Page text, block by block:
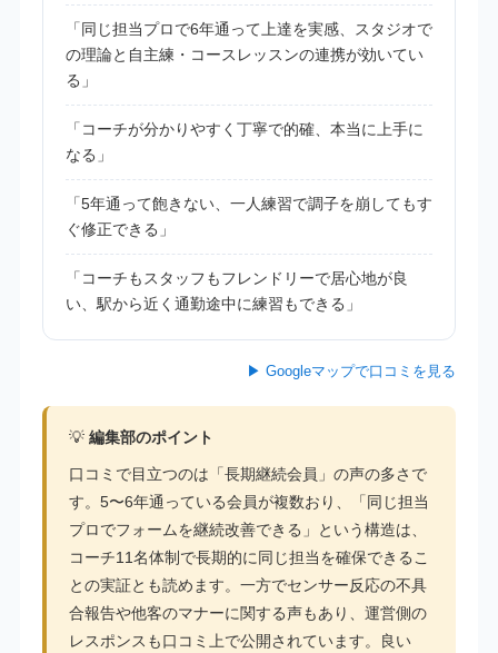
「同じ担当プロで6年通って上達を実感、スタジオで
の理論と自主練・コースレッスンの連携が効いてい
る」
「コーチが分かりやすく丁寧で的確、本当に上手に
なる」
「5年通って飽きない、一人練習で調子を崩してもす
ぐ修正できる」
「コーチもスタッフもフレンドリーで居心地が良
い、駅から近く通勤途中に練習もできる」
▶ Googleマップで口コミを見る
💡 編集部のポイント
口コミで目立つのは「長期継続会員」の声の多さで
す。5〜6年通っている会員が複数おり、「同じ担当
プロでフォームを継続改善できる」という構造は、
コーチ11名体制で長期的に同じ担当を確保できるこ
との実証とも読めます。一方でセンサー反応の不具
合報告や他客のマナーに関する声もあり、運営側の
レスポンスも口コミ上で公開されています。良い